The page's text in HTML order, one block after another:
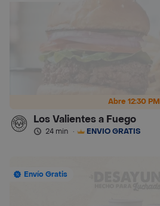
Abre 12:30 PM
Los Valientes a Fuego
24 min · ENVÍO GRATIS
Envío Gratis